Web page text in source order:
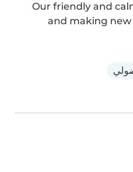
Our friendly and
and making new